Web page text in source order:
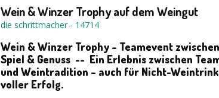
Online -Sprachen: Deutsch, Englisch -
Ganzjährig online
Wein & Winzer Trophy auf dem Weingut
die schrittmacher- 14714
Wein & Winzer Trophy – Teamevent
Spiel & Genuss -- Ein Erlebnis zwischen
und Weintradition – auch für Nicht-
voller Erfolg.